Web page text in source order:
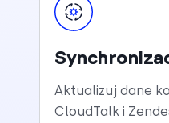
Aktualizuj dane
CloudTalk i